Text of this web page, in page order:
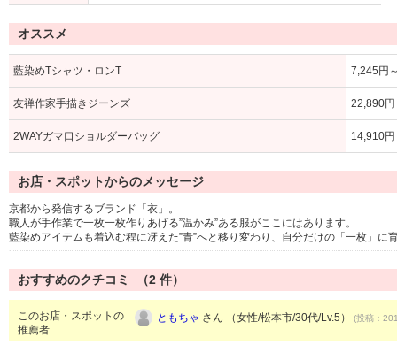
オススメ
藍染めTシャツ・ロンT 7,245円
友禅作家手描きジーンズ 22,890円
2WAYガマ口ショルダーバッグ 14,910
お店・スポットからのメッセージ
京都から発信するブランド「衣」。
職人が手作業で一枚一枚作りあげる”温かみ”ある服がここにはあります。
藍染めアイテムも着込む程に冴えた”青”へと移り変わり、自分だけの「一枚」に
おすすめのクチコミ （2 件）
このお店・スポットの
推薦者
ともちゃ さん （女性/松本市/30代/Lv.5） (投稿：